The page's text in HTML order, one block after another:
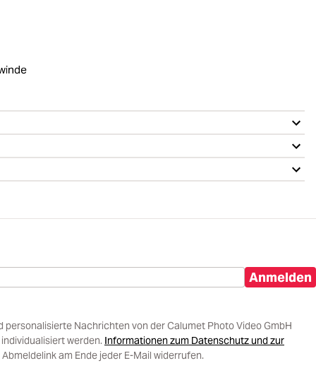
Anmelden
Nachrichten von der Calumet Photo Video GmbH
werden. Informationen zum Datenschutz und zur
am Ende jeder E-Mail widerrufen.